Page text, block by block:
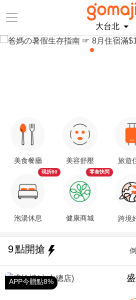
大台北
美食餐廳
泡湯休息
現折80
美容舒壓
健康商城
零食快閃
旅遊
跨境
9點開搶
APP今贈點8%